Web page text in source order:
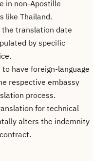
in non-Apostille
like Thailand.
translation date
by specific
have foreign-language
respective embassy
process.
for technical
alters the indemnity